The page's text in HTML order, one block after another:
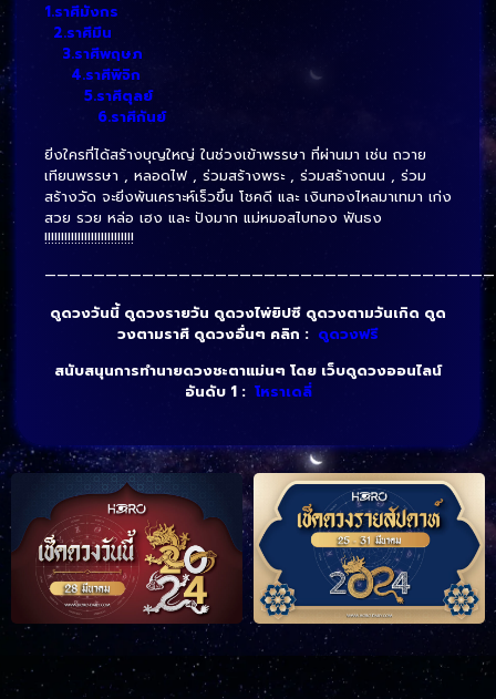
1.ราศีมังกร
2.ราศีมีน
3.ราศีพฤษภ
4.ราศีพิจิก
5.ราศีตุลย์
6.ราศีกันย์
ยิ่งใครที่ได้สร้างบุญใหญ่ ในช่วงเข้าพรรษา ที่ผ่านมา เช่น ถวาย
เทียนพรรษา , หลอดไฟ , ร่วมสร้างพระ , ร่วมสร้างถนน , ร่วม
สร้างวัด จะยิ่งพ้นเคราะห์เร็วขึ้น โชคดี และ เงินทองไหลมาเทมา เก่ง
สวย รวย หล่อ เฮง และ ปังมาก แม่หมอสไบทอง ฟันธง
!!!!!!!!!!!!!!!!!!!!!!!!!!!
ดูดวงวันนี้ ดูดวงรายวัน ดูดวงไพ่ยิปซี ดูดวงตามวันเกิด ดูด
วงตามราศี ดูดวงอื่นๆ คลิก : ดูดวงฟรี
สนับสนุนการทำนายดวงชะตาแม่นๆ โดย เว็บดูดวงออนไลน์
อันดับ 1 : โหราเดลี่